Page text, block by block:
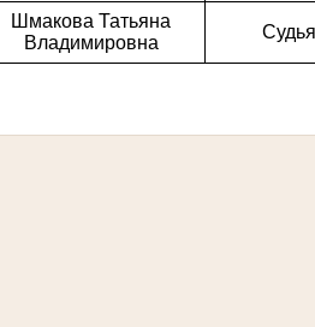
Шмакова Татьяна
Владимировна
Судья